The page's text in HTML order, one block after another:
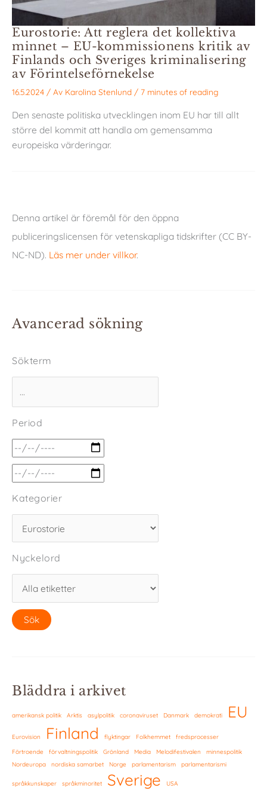
Eurostorie: Att reglera det kollektiva
minnet – EU-kommissionens kritik av
Finlands och Sveriges kriminalisering
av Förintelseförnekelse
16.5.2024 / Av Karolina Stenlund / 7 minutes of reading
Den senaste politiska utvecklingen inom EU har till allt
större del kommit att handla om gemensamma
europeiska värderingar.
Denna artikel är föremål för den öppna
publiceringslicensen för vetenskapliga tidskrifter (CC BY-
NC-ND). Läs mer under villkor.
Avancerad sökning
Sökterm
Period
Kategorier
Nyckelord
Bläddra i arkivet
amerikansk politik Arktis asylpolitik coronaviruset Danmark demokrati EU
Eurovision Finland flyktingar Folkhemmet
fredsprocesser
Förtroende
förvaltningspolitik Grönland Media Melodifestivalen
minnespolitik
Nordeuropa
nordiska samarbet Norge parlamentarism parlamentarismi
språkkunskaper språkminoritet Sverige USA